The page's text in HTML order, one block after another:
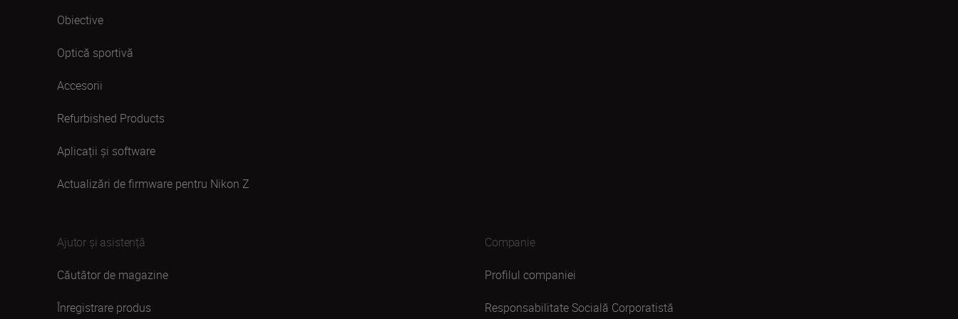
Obiective
Optică sportivă
Accesorii
Refurbished Products
Aplicații și software
Actualizări de firmware pentru Nikon Z
Ajutor și asistență
Căutător de magazine
Înregistrare produs
Companie
Profilul companiei
Responsabilitate Socială Corporatistă